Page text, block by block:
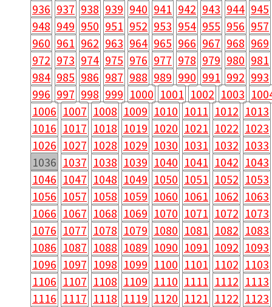
936 937 938 939 940 941 942 943 944 945
948 949 950 951 952 953 954 955 956 957
960 961 962 963 964 965 966 967 968 969
972 973 974 975 976 977 978 979 980 981
984 985 986 987 988 989 990 991 992 993
996 997 998 999 1000 1001 1002 1003
1006 1007 1008 1009 1010 1011 1012 1013
1016 1017 1018 1019 1020 1021 1022 1023
1026 1027 1028 1029 1030 1031 1032 1033
1036 1037 1038 1039 1040 1041 1042 1043
1046 1047 1048 1049 1050 1051 1052 1053
1056 1057 1058 1059 1060 1061 1062 1063
1066 1067 1068 1069 1070 1071 1072 1073
1076 1077 1078 1079 1080 1081 1082 1083
1086 1087 1088 1089 1090 1091 1092 1093
1096 1097 1098 1099 1100 1101 1102 1103
1106 1107 1108 1109 1110 1111 1112 1113
1116 1117 1118 1119 1120 1121 1122 1123